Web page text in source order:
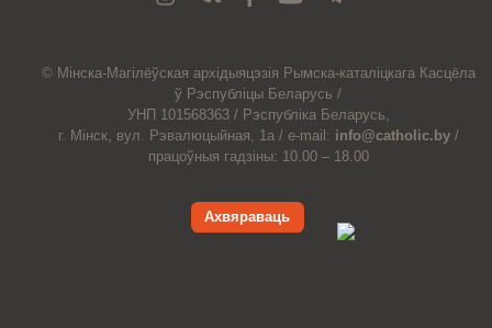
© Мiнска-Магiлёўская архiдыяцэзiя Рымска-каталіцкага Касцёла
ў Рэспубліцы Беларусь /
УНП 101568363 / Рэспубліка Беларусь,
г. Мінск, вул. Рэвалюцыйная, 1а / e-mail: info@catholic.by /
працоўныя гадзіны: 10.00 – 18.00
Ахвяраваць